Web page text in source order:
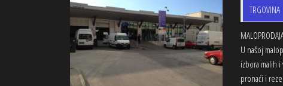
TRGOVINA
U našoj
izbora malih i
pronaći i